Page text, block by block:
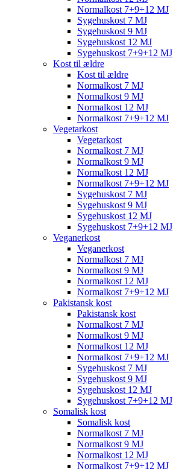
Normalkost 7+9+12 MJ
Sygehuskost 7 MJ
Sygehuskost 9 MJ
Sygehuskost 12 MJ
Sygehuskost 7+9+12 MJ
Kost til ældre
Kost til ældre
Normalkost 7 MJ
Normalkost 9 MJ
Normalkost 12 MJ
Normalkost 7+9+12 MJ
Vegetarkost
Vegetarkost
Normalkost 7 MJ
Normalkost 9 MJ
Normalkost 12 MJ
Normalkost 7+9+12 MJ
Sygehuskost 7 MJ
Sygehuskost 9 MJ
Sygehuskost 12 MJ
Sygehuskost 7+9+12 MJ
Veganerkost
Veganerkost
Normalkost 7 MJ
Normalkost 9 MJ
Normalkost 12 MJ
Normalkost 7+9+12 MJ
Pakistansk kost
Pakistansk kost
Normalkost 7 MJ
Normalkost 9 MJ
Normalkost 12 MJ
Normalkost 7+9+12 MJ
Sygehuskost 7 MJ
Sygehuskost 9 MJ
Sygehuskost 12 MJ
Sygehuskost 7+9+12 MJ
Somalisk kost
Somalisk kost
Normalkost 7 MJ
Normalkost 9 MJ
Normalkost 12 MJ
Normalkost 7+9+12 MJ